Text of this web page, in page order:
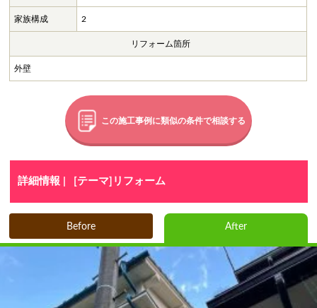
家族構成 2
リフォーム箇所
外壁
この施工事例に類似の条件で相談する
詳細情報 | [テーマ]リフォーム
Before After